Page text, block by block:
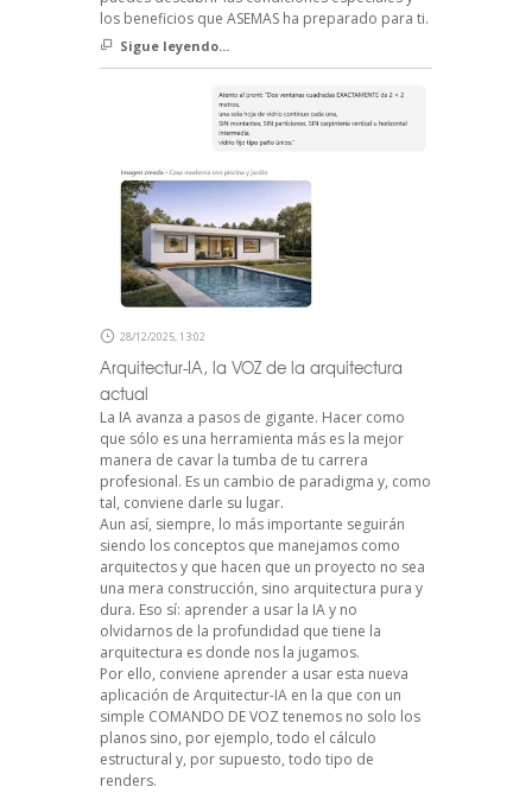
los beneficios que ASEMAS ha preparado para ti.
Sigue leyendo...
28/12/2025, 13:02
Arquitectur-IA, la VOZ de la arquitectura
actual
La IA avanza a pasos de gigante. Hacer como
que sólo es una herramienta más es la mejor
manera de cavar la tumba de tu carrera
profesional. Es un cambio de paradigma y, como
tal, conviene darle su lugar.
Aun así, siempre, lo más importante seguirán
siendo los conceptos que manejamos como
arquitectos y que hacen que un proyecto no sea
una mera construcción, sino arquitectura pura y
dura. Eso sí: aprender a usar la IA y no
olvidarnos de la profundidad que tiene la
arquitectura es donde nos la jugamos.
Por ello, conviene aprender a usar esta nueva
aplicación de Arquitectur-IA en la que con un
simple COMANDO DE VOZ tenemos no solo los
planos sino, por ejemplo, todo el cálculo
estructural y, por supuesto, todo tipo de
renders.